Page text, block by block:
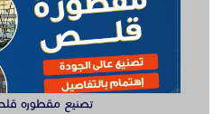
وظيفة دهان سيارت